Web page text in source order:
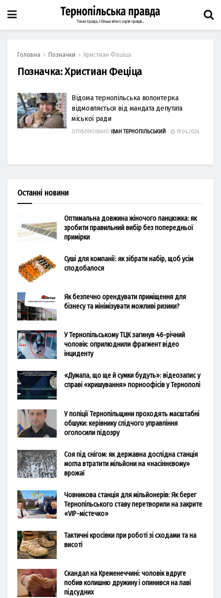
Головна Позначки Христиан Феціца
Позначка:Христиан Феціца
Відома тернопільська волонтерка
відмовляється від мандата депутата
міської ради
ОПУБЛІКОВАНО ІВАН ТЕРНОПІЛЬСЬКИЙ 19.04.2024
Останні новини
Оптимальна довжина жіночого ланцюжка: як
зробити правильний вибір без попередньої
примірки
Суші для компанії: як зібрати набір, щоб усім
сподобалося
Як безпечно орендувати приміщення для
бізнесу та мінімізувати можливі ризики?
У Тернопільському ТЦК загинув 46-річний
чоловік: оприлюднили фрагмент відео
інциденту
«Думала, що ще й сумки будуть»: відеозапис у
справі «кришування» порноофісів у Тернополі
У поліції Тернопільщини проходять масштабні
обшуки: керівнику слідчого управління
оголосили підозру
Соя під снігом: як державна дослідна станція
могла втратити мільйони на «насіннєвому»
врожаї
Човникова станція для мільйонерів: Як берег
Тернопільського ставу перетворили на закрите
«VIP-містечко»
Тактичні кросівки при роботі зі сходами та на
висоті
Скандал на Кременеччині: чоловік вдруге
побив колишню дружину і опинився на лаві
підсудних